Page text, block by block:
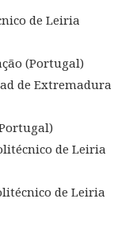
de Leiria
(Portugal)
de Extremadura
de Leiria
de Leiria